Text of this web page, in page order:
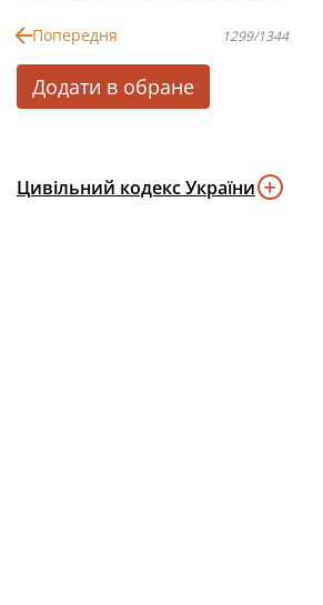
Попередня 1299/1344
Додати в обране
Цивільний кодекс України